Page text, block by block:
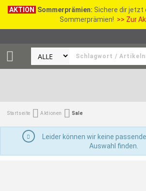
AKTION Sommerprämien: Sichere dir jetzt
Sommerprämien! >> Zur
Startseite Aktionen Sale
Leider können wir keine
Auswahl finden.